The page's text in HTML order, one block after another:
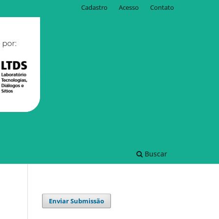
Buscar
Cadastro Acesso Contato
Enviar Submissão